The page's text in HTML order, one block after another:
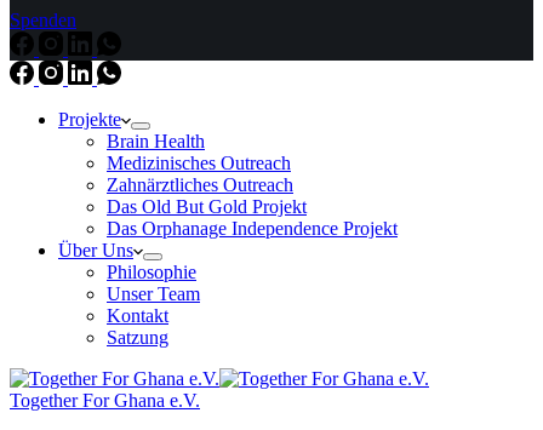
Spenden
Projekte
Brain Health
Medizinisches Outreach
Zahnärztliches Outreach
Das Old But Gold Projekt
Das Orphanage Independence Projekt
Über Uns
Philosophie
Unser Team
Kontakt
Satzung
Together For Ghana e.V.